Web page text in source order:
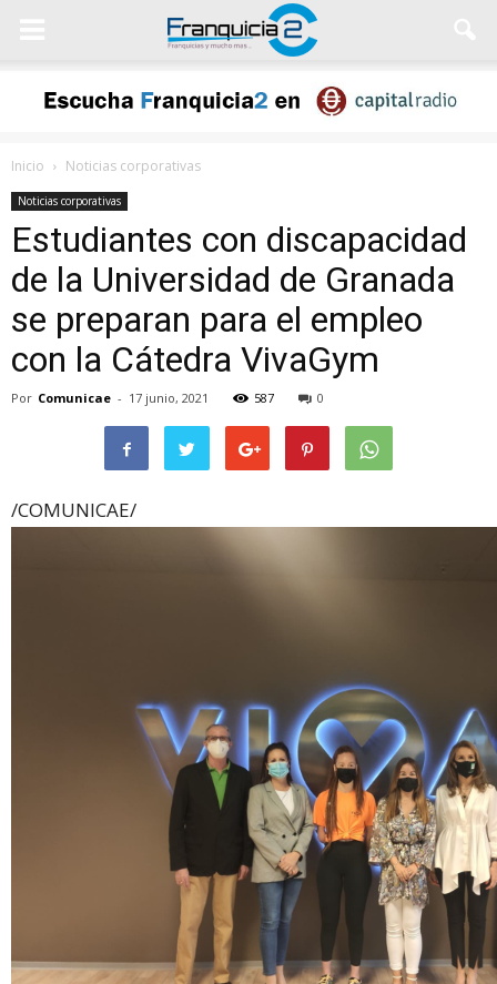
Inicio Noticias corporativas
Noticias corporativas
Estudiantes con discapacidad
de la Universidad de Granada
se preparan para el empleo
con la Cátedra VivaGym
Por Comunicae - 17 junio, 2021 587 0
/COMUNICAE/